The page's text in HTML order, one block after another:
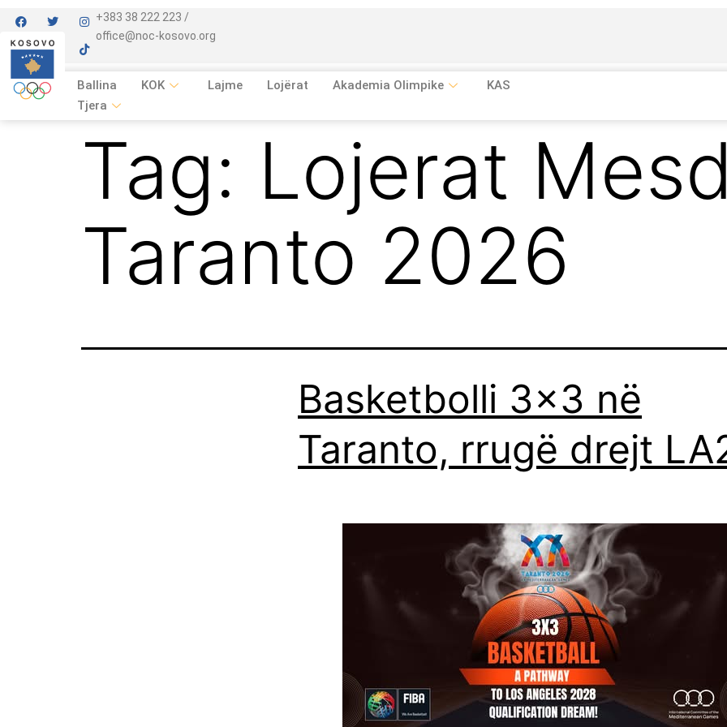
+383 38 222 223 /
office@noc-kosovo.org
Ballina KOK Lajme Lojërat Akademia Olimpike
KAS
Tjera
Tag: Lojerat
Taranto 2026
Basketbolli 3×3 në
Taranto, rrugë drejt